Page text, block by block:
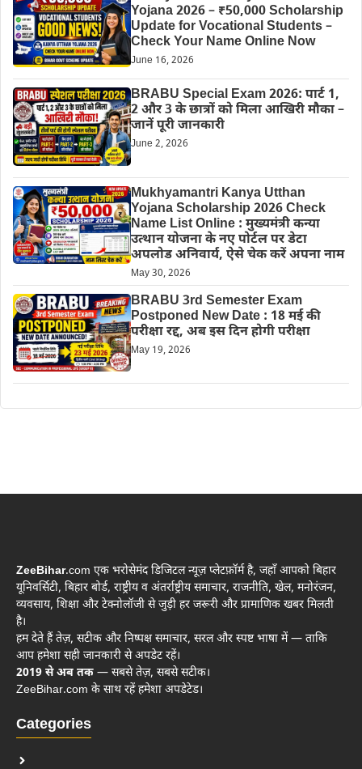
Yojana 2026 – ₹50,000 Scholarship
Update for Vocational Students –
Check Your Name Online Now
June 16, 2026
BRABU Special Exam 2026: पार्ट 1,
2 और 3 के छात्रों को मिला आखिरी मौका –
जानें पूरी जानकारी
June 2, 2026
Mukhyamantri Kanya Utthan
Yojana Scholarship 2026 Check
Name List Online : मुख्यमंत्री कन्या
उत्थान योजना के नए पोर्टल पर डेटा
अपलोड अनिवार्य, ऐसे चेक करें अपना नाम
May 30, 2026
BRABU 3rd Semester Exam
Postponed New Date : 18 मई की
परीक्षा रद्द, अब इस दिन होगी परीक्षा
May 19, 2026
ZeeBihar.com एक भरोसेमंद डिजिटल न्यूज़ प्लेटफ़ॉर्म है, जहाँ आपको बिहार
यूनिवर्सिटी, बिहार बोर्ड, राष्ट्रीय व अंतर्राष्ट्रीय समाचार, राजनीति, खेल, मनोरंजन,
व्यवसाय, शिक्षा और टेक्नोलॉजी से जुड़ी हर जरूरी और प्रामाणिक खबर मिलती
है।
हम देते हैं तेज़, सटीक और निष्पक्ष समाचार, सरल और स्पष्ट भाषा में — ताकि
आप हमेशा सही जानकारी से अपडेट रहें।
2019 से अब तक — सबसे तेज़, सबसे सटीक।
ZeeBihar.com के साथ रहें हमेशा अपडेटेड।
Categories